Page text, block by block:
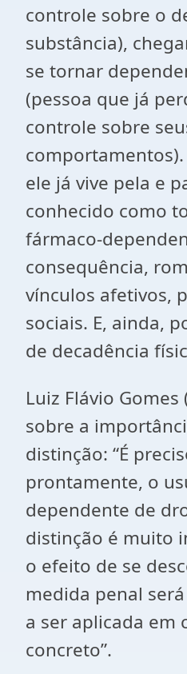
controle sobre o
substância),
se tornar
(pessoa que já
controle sobre
ele já vive pela e
conhecido como
fármaco-
consequência,
vínculos afetivos,
sociais. E, ainda,
de decadência
Luiz Flávio Gomes
sobre a
distinção: “É
prontamente, o
dependente de
distinção é muito
o efeito de se
medida penal
a ser aplicada em
concreto”.